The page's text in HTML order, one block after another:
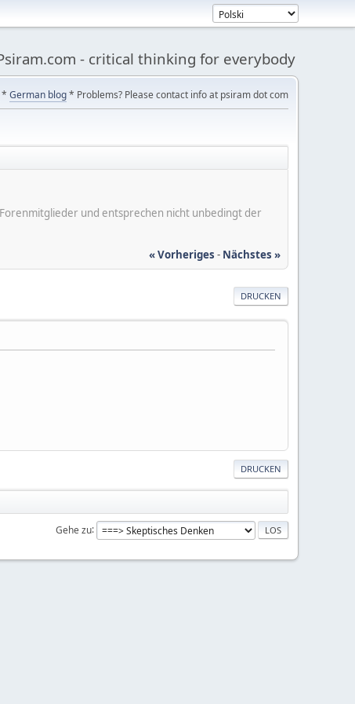
- critical thinking for everybody
* German blog* Problems? Please contact info at psiram dot com
und entsprechen nicht unbedingt der
« Vorheriges - Nächstes »
DRUCKEN
DRUCKEN
Gehe zu